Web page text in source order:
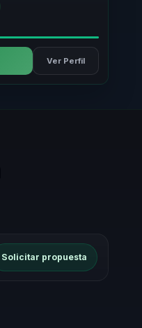
Ver Perfil
Solicitar propuesta